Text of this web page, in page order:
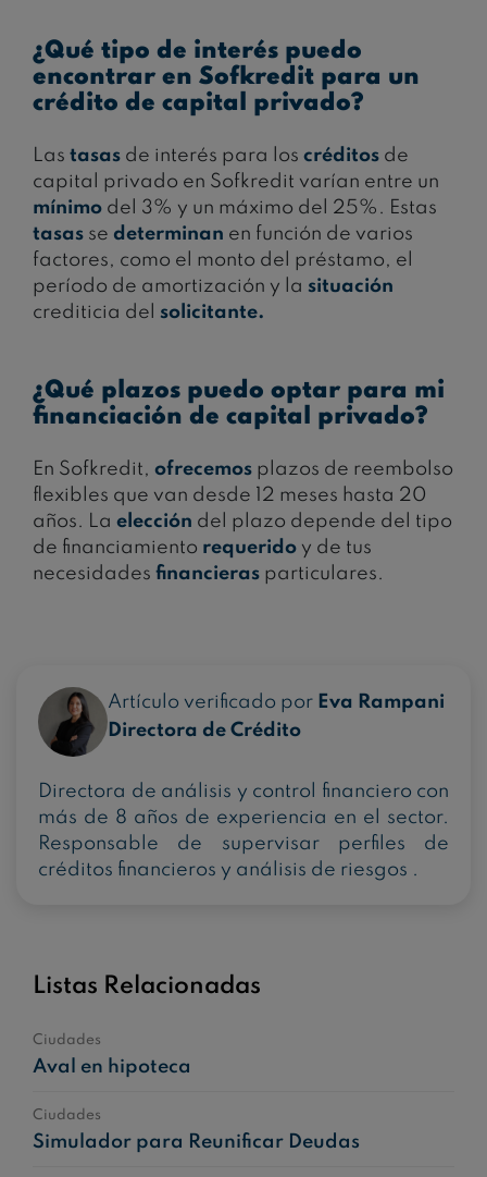
¿Qué tipo de interés puedo
encontrar en Sofkredit para un
crédito de capital privado?
Las tasas de interés para los créditos de
capital privado en Sofkredit varían entre un
mínimo del 3% y un máximo del 25%. Estas
tasas se determinan en función de varios
factores, como el monto del préstamo, el
período de amortización y la situación
crediticia del solicitante.
¿Qué plazos puedo optar para mi
financiación de capital privado?
En Sofkredit, ofrecemos plazos de reembolso
flexibles que van desde 12 meses hasta 20
años. La elección del plazo depende del tipo
de financiamiento requerido y de tus
necesidades financieras particulares.
Artículo verificado por Eva Rampani
Directora de Crédito
Directora de análisis y control financiero con
más de 8 años de experiencia en el sector.
Responsable de supervisar perfiles de
créditos financieros y análisis de riesgos .
Listas Relacionadas
Ciudades
Aval en hipoteca
Ciudades
Simulador para Reunificar Deudas